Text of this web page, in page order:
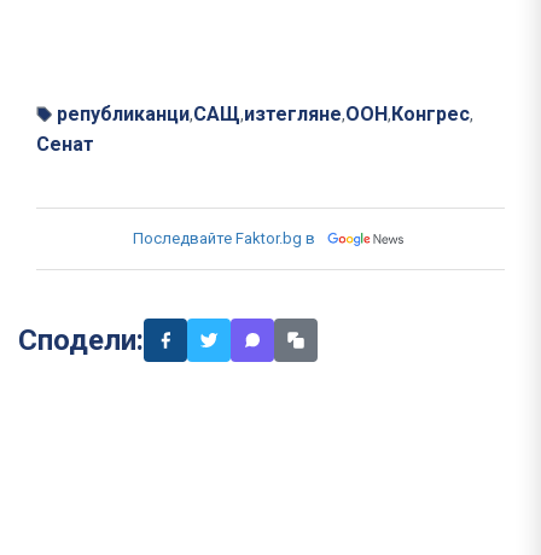
републиканци,САЩ,изтегляне,ООН, Конгрес,
Сенат
Последвайте Faktor.bg в
Сподели: